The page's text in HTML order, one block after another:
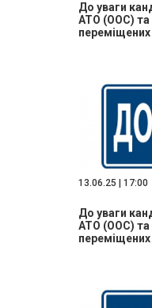
До уваги
АТО (ООС) та
переміщених
13.06.25 | 17:00
До уваги
АТО (ООС) та
переміщених